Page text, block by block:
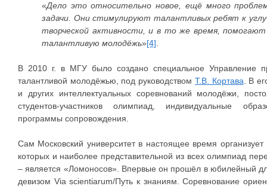
«Дело это относительно новое, ещё много
задачи. Они стимулируют талантливых ребят к
творческой активности, и в то же время,
талантливую молодёжь»[4]
В 2010 г. в МГУ было создано специальное Управление
талантливой молодёжью, под руководством Т.В. Кортава . В
и других интеллектуальных соревнований молодёжи,
студентов-участников олимпиад, индивидуальные
программы сопровождения.
Сам Московский университет в настоящее время
которых и наиболее представительной из всех олимпиад
– является «Ломоносов». Впервые он прошёл в юбилейный
девизом Via scientiarum/Путь к знаниям. Соревнование